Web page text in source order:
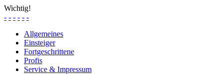
Wichtig!
- - - - - -
Allgemeines
Einsteiger
Fortgeschrittene
Profis
Service & Impressum